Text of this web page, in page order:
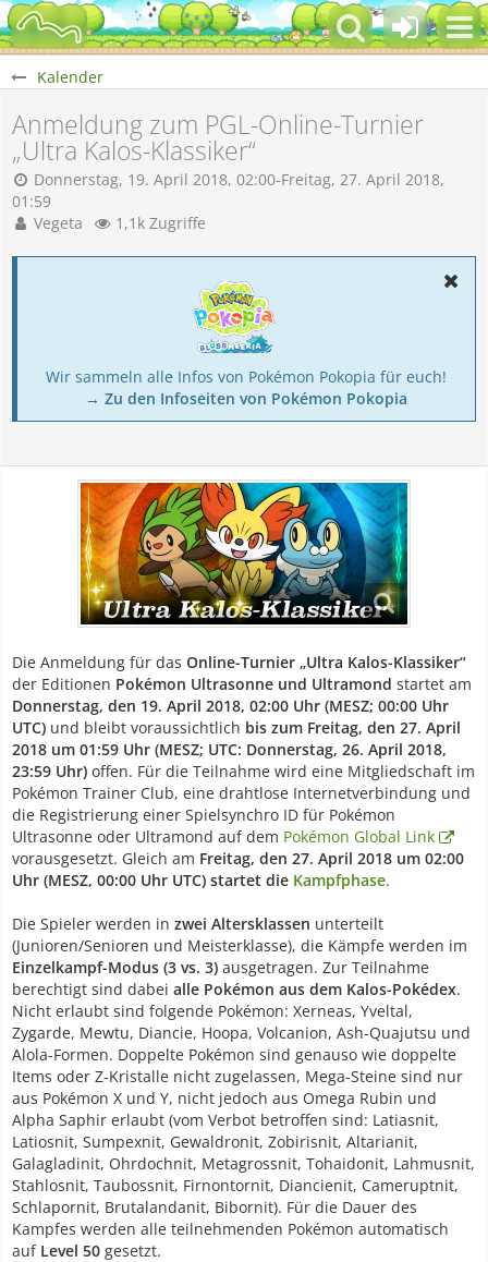
Kalender
Anmeldung zum PGL-Online-Turnier
„Ultra Kalos-Klassiker“
Donnerstag, 19. April 2018, 02:00-Freitag, 27. April 2018,
01:59
Vegeta
1,1k Zugriffe
Wir sammeln alle Infos von Pokémon Pokopia für euch!
→ Zu den Infoseiten von Pokémon Pokopia
Die Anmeldung für das Online-Turnier „Ultra Kalos-Klassiker“
der Editionen Pokémon Ultrasonne und Ultramond startet am
Donnerstag, den 19. April 2018, 02:00 Uhr (MESZ; 00:00 Uhr
UTC) und bleibt voraussichtlich bis zum Freitag, den 27. April
2018 um 01:59 Uhr (MESZ; UTC: Donnerstag, 26. April 2018,
23:59 Uhr) offen. Für die Teilnahme wird eine Mitgliedschaft im
Pokémon Trainer Club, eine drahtlose Internetverbindung und
die Registrierung einer Spielsynchro ID für Pokémon
Ultrasonne oder Ultramond auf dem Pokémon Global Link
vorausgesetzt. Gleich am Freitag, den 27. April 2018 um 02:00
Uhr (MESZ, 00:00 Uhr UTC) startet die Kampfphase.
Die Spieler werden in zwei Altersklassen unterteilt
(Junioren/Senioren und Meisterklasse), die Kämpfe werden im
Einzelkampf-Modus (3 vs. 3) ausgetragen. Zur Teilnahme
berechtigt sind dabei alle Pokémon aus dem Kalos-Pokédex.
Nicht erlaubt sind folgende Pokémon: Xerneas, Yveltal,
Zygarde, Mewtu, Diancie, Hoopa, Volcanion, Ash-Quajutsu und
Alola-Formen. Doppelte Pokémon sind genauso wie doppelte
Items oder Z-Kristalle nicht zugelassen, Mega-Steine sind nur
aus Pokémon X und Y, nicht jedoch aus Omega Rubin und
Alpha Saphir erlaubt (vom Verbot betroffen sind: Latiasnit,
Latiosnit, Sumpexnit, Gewaldronit, Zobirisnit, Altarianit,
Galagladinit, Ohrdochnit, Metagrossnit, Tohaidonit, Lahmusnit,
Stahlosnit, Taubossnit, Firnontornit, Diancienit, Cameruptnit,
Schlapornit, Brutalandanit, Bibornit). Für die Dauer des
Kampfes werden alle teilnehmenden Pokémon automatisch
auf Level 50 gesetzt.